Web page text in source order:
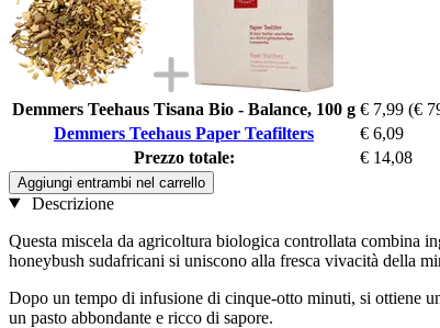
Demmers Teehaus Tisana Bio - Balance, 100 g € 7,99 (€
Demmers Teehaus Paper Teafilters
€ 6,09
Prezzo totale:
€ 14,08
Aggiungi entrambi nel carrello
Descrizione
Questa miscela da agricoltura biologica controllata combina
honeybush sudafricani si uniscono alla fresca vivacità della
Dopo un tempo di infusione di cinque-otto minuti, si ottiene
un pasto abbondante e ricco di sapore.